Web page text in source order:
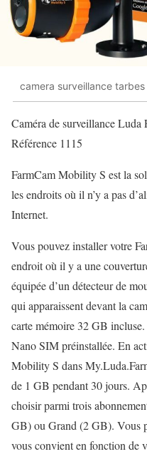
camera surveillance tarbes
Caméra de surveillance
Référence 1115
FarmCam Mobility S est la
les endroits où il n’y a pas
Internet.
Vous pouvez installer votre
endroit où il y a une
équipée d’un détecteur de
qui apparaissent devant la
carte mémoire 32 GB
Nano SIM préinstallée. En
Mobility S dans
de 1 GB pendant 30 jours.
choisir parmi trois
GB) ou Grand (2 GB). Vous
vous convient en fonction de